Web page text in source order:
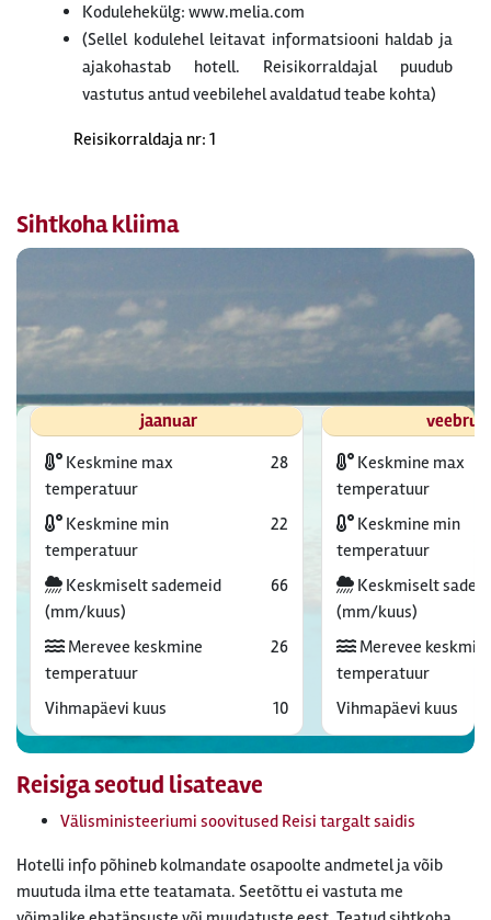
Kodulehekülg: www.melia.com
(Sellel kodulehel leitavat informatsiooni haldab ja
ajakohastab hotell. Reisikorraldajal puudub
vastutus antud veebilehel avaldatud teabe kohta)
Reisikorraldaja nr: 1
Sihtkoha kliima
jaanuar
Keskmine max
temperatuur
28
Keskmine min
temperatuur
22
Keskmiselt sademeid
(mm/kuus)
66
Merevee keskmine
temperatuur
26
Vihmapäevi kuus 10
Keskmine max
temperatuur
Keskmine min
temperatuur
Keskmiselt
(mm/kuus)
Merevee
temperatuur
Vihmapäevi kuus
Reisiga seotud lisateave
Välisministeeriumi soovitused Reisi targalt saidis
Hotelli info põhineb kolmandate osapoolte andmetel ja võib
muutuda ilma ette teatamata. Seetõttu ei vastuta me